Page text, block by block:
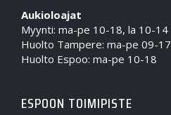
Aukioloajat
Myynti: ma-pe 10-18, la 10-14
Huolto Tampere: ma-pe 09-17
Huolto Espoo: ma-pe 10-18
ESPOON TOIMIPISTE